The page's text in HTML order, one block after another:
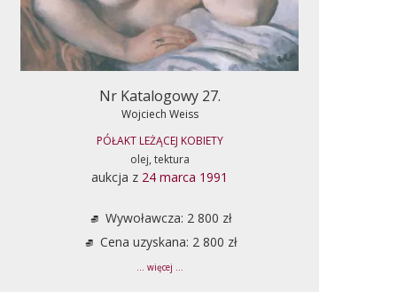
Nr Katalogowy 27.
Wojciech Weiss
PÓŁAKT LEŻĄCEJ KOBIETY
olej, tektura
aukcja z 24 marca 1991
Wywoławcza: 2 800 zł
Cena uzyskana: 2 800 zł
... więcej ...